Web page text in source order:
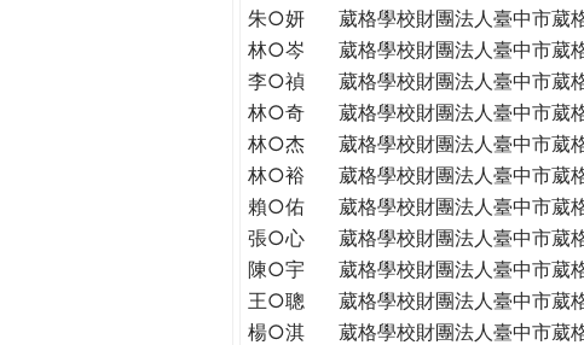
朱○妍
葳格學校財團法人臺中市葳
林○岑
葳格學校財團法人臺中市葳
李○禎
葳格學校財團法人臺中市葳
林○奇
葳格學校財團法人臺中市葳
林○杰
葳格學校財團法人臺中市葳
林○裕
葳格學校財團法人臺中市葳
賴○佑
葳格學校財團法人臺中市葳
張○心
葳格學校財團法人臺中市葳
陳○宇
葳格學校財團法人臺中市葳
王○聰
葳格學校財團法人臺中市葳
楊○淇
葳格學校財團法人臺中市葳